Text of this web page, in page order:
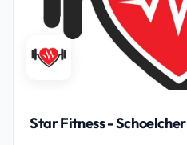
Star Fitness - Schoelcher